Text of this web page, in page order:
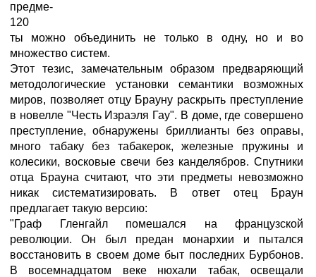
предме-
120
ты можно объединить не только в одну, но и во
множество систем.
Этот тезис, замечательным образом предваряющий
методологические установки семантики возможных
миров, позволяет отцу Брауну раскрыть преступление
в новелле "Честь Израэля Гау". В доме, где совершено
преступление, обнаружены бриллианты без оправы,
много табаку без табакерок, железные пружины и
колесики, восковые свечи без канделябров. Спутники
отца Брауна считают, что эти предметы невозможно
никак систематизировать. В ответ отец Браун
предлагает такую версию:
"Граф Гленгайл помешался на французской
революции. Он был предан монархии и пытался
восстановить в своем доме быт последних Бурбонов.
В восемнадцатом веке нюхали табак, освещали